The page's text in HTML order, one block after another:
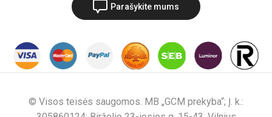
Parašykite mums
© Visos teisės saugomos. MB „GCM prekyba“; Į. k.: